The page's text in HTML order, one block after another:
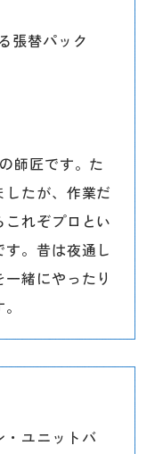
張替パック
師匠です。た
したが、作業だ
れぞプロとい
。昔は夜通し
緒にやったり
・ユニットバ